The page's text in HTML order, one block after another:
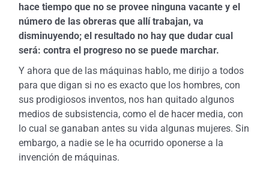
hace tiempo que no se provee ninguna vacante y el
número de las obreras que allí trabajan, va
disminuyendo; el resultado no hay que dudar cual
será: contra el progreso no se puede marchar.
Y ahora que de las máquinas hablo, me dirijo a todos
para que digan si no es exacto que los hombres, con
sus prodigiosos inventos, nos han quitado algunos
medios de subsistencia, como el de hacer media, con
lo cual se ganaban antes su vida algunas mujeres. Sin
embargo, a nadie se le ha ocurrido oponerse a la
invención de máquinas.